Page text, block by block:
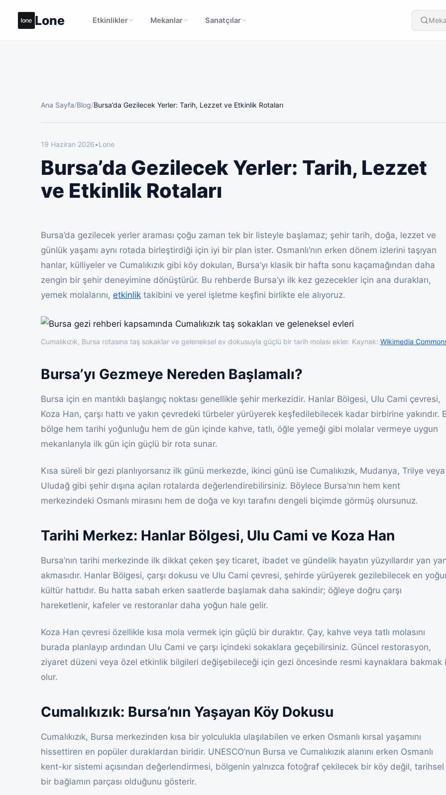
Lone Etkinlikler Mekanlar Sanatçılar
Ana Sayfa/Blog/Bursa’da Gezilecek Yerler: Tarih, Lezzet ve Etkinlik Rotaları
19 Haziran 2026•Lone
Bursa’da Gezilecek Yerler: Tarih, Lezzet
ve Etkinlik Rotaları
Bursa’da gezilecek yerler araması çoğu zaman tek bir listeyle başlamaz; şehir tarih, doğa, lezzet ve
günlük yaşamı aynı rotada birleştirdiği için iyi bir plan ister. Osmanlı’nın erken dönem izlerini taşıyan
hanlar, külliyeler ve Cumalıkızık gibi köy dokuları, Bursa’yı klasik bir hafta sonu kaçamağından daha
zengin bir şehir deneyimine dönüştürür. Bu rehberde Bursa’yı ilk kez gezecekler için ana durakları,
yemek molalarını, etkinlik takibini ve yerel işletme keşfini birlikte ele alıyoruz.
Cumalıkızık, Bursa rotasına taş sokaklar ve geleneksel ev dokusuyla güçlü bir tarih molası ekler. Kaynak: Wikimedia
Bursa’yı Gezmeye Nereden Başlamalı?
Bursa için en mantıklı başlangıç noktası genellikle şehir merkezidir. Hanlar Bölgesi, Ulu Cami çevresi,
Koza Han, çarşı hattı ve yakın çevredeki türbeler yürüyerek keşfedilebilecek kadar birbirine yakındır.
bölge hem tarihi yoğunluğu hem de gün içinde kahve, tatlı, öğle yemeği gibi molalar vermeye uygun
mekanlarıyla ilk gün için güçlü bir rota sunar.
Kısa süreli bir gezi planlıyorsanız ilk günü merkezde, ikinci günü ise Cumalıkızık, Mudanya, Trilye veya
Uludağ gibi şehir dışına açılan rotalarda değerlendirebilirsiniz. Böylece Bursa’nın hem kent
merkezindeki Osmanlı mirasını hem de doğa ve kıyı tarafını dengeli biçimde görmüş olursunuz.
Tarihi Merkez: Hanlar Bölgesi, Ulu Cami ve Koza Han
Bursa’nın tarihi merkezinde ilk dikkat çeken şey ticaret, ibadet ve gündelik hayatın yüzyıllardır yan
akmasıdır. Hanlar Bölgesi, çarşı dokusu ve Ulu Cami çevresi, şehirde yürüyerek gezilebilecek en
kültür hattıdır. Bu hatta sabah erken saatlerde başlamak daha sakindir; öğleye doğru çarşı
hareketlenir, kafeler ve restoranlar daha yoğun hale gelir.
Koza Han çevresi özellikle kısa mola vermek için güçlü bir duraktır. Çay, kahve veya tatlı molasını
burada planlayıp ardından Ulu Cami ve çarşı içindeki sokaklara geçebilirsiniz. Güncel restorasyon,
ziyaret düzeni veya özel etkinlik bilgileri değişebileceği için gezi öncesinde resmi kaynaklara bakmak
olur.
Cumalıkızık: Bursa’nın Yaşayan Köy Dokusu
Cumalıkızık, Bursa merkezinden kısa bir yolculukla ulaşılabilen ve erken Osmanlı kırsal yaşamını
hissettiren en popüler duraklardan biridir. UNESCO’nun Bursa ve Cumalıkızık alanını erken Osmanlı
kent-kır sistemi açısından değerlendirmesi, bölgenin yalnızca fotoğraf çekilecek bir köy değil, tarihsel
bir bağlamın parçası olduğunu gösterir.